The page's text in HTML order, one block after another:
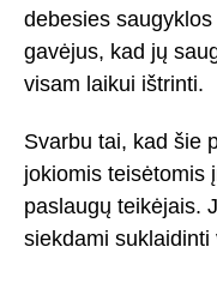
debesies
gavėjus, kad jų
visam laikui ištrinti.
Svarbu tai, kad šie
jokiomis teisėtomis
paslaugų teikėjais.
siekdami suklaidinti